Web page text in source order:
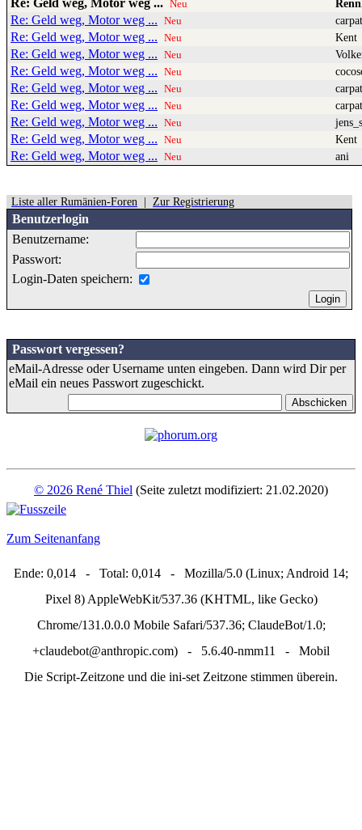
Re: Geld weg, Motor weg ... Neu
Re: Geld weg, Motor weg ... Neu
Re: Geld weg, Motor weg ... Neu Kent
Re: Geld weg, Motor weg ... Neu
Re: Geld weg, Motor weg ... Neu
Re: Geld weg, Motor weg ... Neu
Re: Geld weg, Motor weg ... Neu
Re: Geld weg, Motor weg ... Neu
Re: Geld weg, Motor weg ... Neu Kent
Re: Geld weg, Motor weg ... Neu ani
Liste aller Rumänien-Foren Zur Registrierung
Benutzerlogin
Benutzername:
Passwort:
Login-Daten speichern:
Passwort vergessen?
eMail-Adresse oder Username unten eingeben. Dann wird Dir per
eMail ein neues Passwort zugeschickt.
© 2026 René Thiel (Seite zuletzt modifiziert: 21.02.2020)
Zum Seitenanfang
Ende: 0,014 - Total: 0,014 - Mozilla/5.0 (Linux; Android 14;
Pixel 8) AppleWebKit/537.36 (KHTML, like Gecko)
Chrome/131.0.0.0 Mobile Safari/537.36; ClaudeBot/1.0;
+claudebot@anthropic.com) - 5.6.40-nmm11 - Mobil
Die Script-Zeitzone und die ini-set Zeitzone stimmen überein.